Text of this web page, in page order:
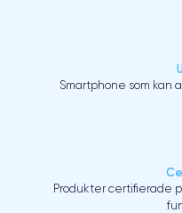
Smartphone som kan
Produkter certifierade